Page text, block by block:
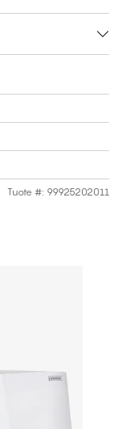
Tuote #: 99925202011